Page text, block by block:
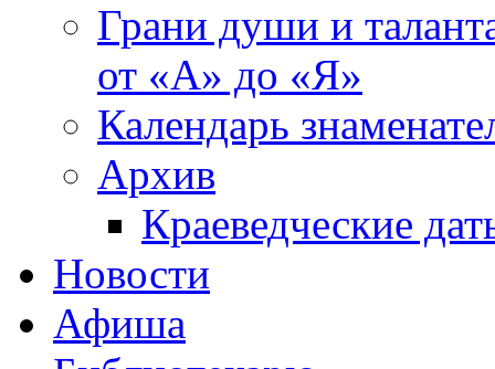
Грани души и
от «А» до «Я»
Календарь
Архив
Краеведческие
Новости
Афиша